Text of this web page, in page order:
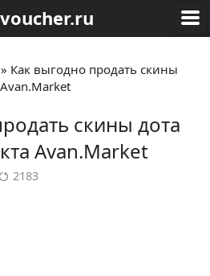
» Как выгодно продать скины
скины дота
Avan.Market
2183